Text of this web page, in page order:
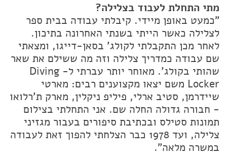
מתי התחלת לעבוד בצלילה?
"כמעט באופן מיידי. קיבלתי עבודה בבית ספר
לצלילה כאשר הייתי בשנתי האחרונה בתיכון.
לאחר מכן התקבלתי לקולג' בסאן-דייגו, ומצאתי
שם עבודה כמדריך צלילה וזה מה ששילם את שאר
שהותי בקולג'. מאוחר יותר עברתי ל- Diving
Locker משם יצאו מקצוענים רבים: מארטי
שיידרמן, סטיב ארלי, פיליפ ניקלין, מארק ת'רלואו
- חבורה גדולה החלה שם. אני התחלתי בצילום
תמונות סטילס ובכתיבת סיפורים בעבור מגזיני
צלילה, ועד 1978 כבר הצלחתי להפוך זאת לעבודה
במשרה מלאה".